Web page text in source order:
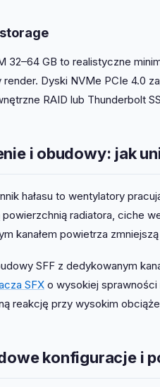
32–64 GB to realistyczne
Dyski NVMe PCIe 4.0
RAID lub Thunderbolt
i obudowy: jak
hałasu to wentylatory
powierzchnią radiatora, ciche
kanałem powietrza
SFF z dedykowanym
SFX o wysokiej sprawności
reakcję przy wysokim
konfiguracje i